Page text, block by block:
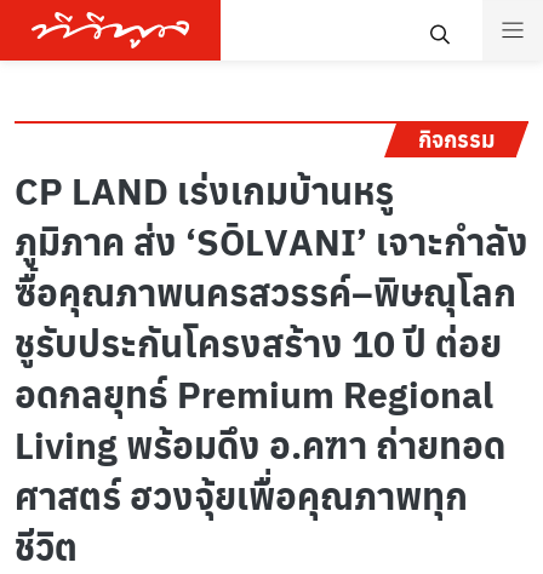
กิจกรรม
CP LAND เร่งเกมบ้านหรู
ภูมิภาค ส่ง ‘SŌLVANI’ เจาะกำลัง
ซื้อคุณภาพนครสวรรค์–พิษณุโลก
ชูรับประกันโครงสร้าง 10 ปี ต่อย
อดกลยุทธ์ Premium Regional
Living พร้อมดึง อ.คฑา ถ่ายทอด
ศาสตร์ ฮวงจุ้ยเพื่อคุณภาพทุก
ชีวิต